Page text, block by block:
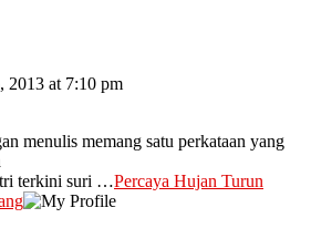
2013 at 7:10 pm
menulis memang satu perkataan yang
terkini suri …Percaya Hujan Turun